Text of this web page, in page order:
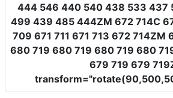
444 546 440 540 438 533 437
499 439 485 444ZM 672 714C
709 671 711 671 713 672 714ZM
680 719 680 719 680 719 680
679 719 679
transform=